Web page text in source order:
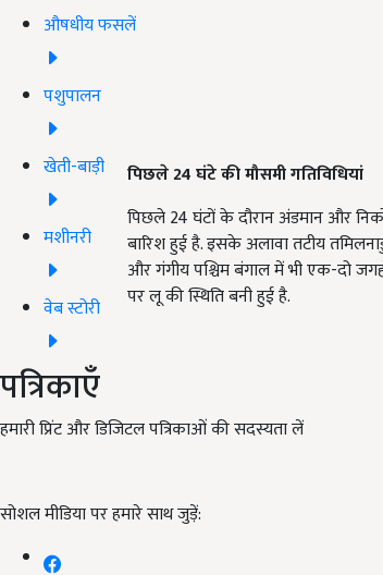
औषधीय फसलें
पशुपालन
खेती-बाड़ी
मशीनरी
वेब स्टोरी
पत्रिकाएँ
हमारी प्रिंट और डिजिटल पत्रिकाओं की सदस्यता लें
सोशल मीडिया पर हमारे साथ जुड़ें:
पिछले 24घंटे की मौसमी गतिविधियां
पिछले 24 घंटों के दौरान अंडमान और
बारिश हुई है. इसके अलावा तटीय
और गंगीय पश्चिम बंगाल में भी एक-दो
पर लू की स्थिति बनी हुई है.